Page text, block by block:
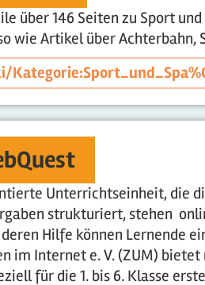
über 146 Seiten zu Sport
wie Artikel über Achterbahn,
Unterrichtseinheit, die
strukturiert, stehen
Hilfe können Lernende
im Internet e. V. (ZUM)
für die 1. bis 6. Klasse